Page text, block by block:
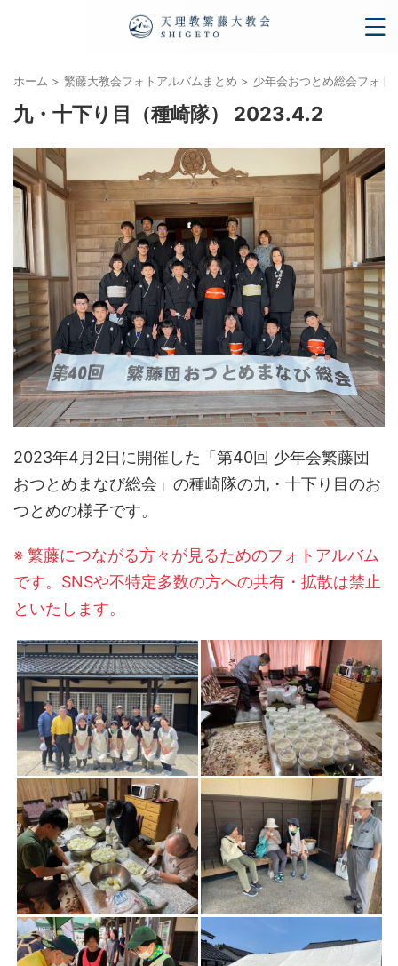
ホーム > 繁藤大教会フォトアルバムまとめ > 少年会おつとめ総会フォ
九・十下り目（種崎隊） 2023.4.2
2023年4月2日に開催した「第40回 少年会繁藤団
おつとめまなび総会」の種崎隊の九・十下り目のお
つとめの様子です。
※ 繁藤につながる方々が見るためのフォトアルバム
です。SNSや不特定多数の方への共有・拡散は禁止
といたします。